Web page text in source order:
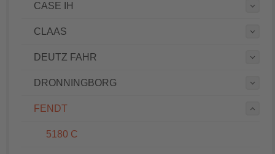
CASE IH
CLAAS
DEUTZ FAHR
DRONNINGBORG
FENDT
5180 C